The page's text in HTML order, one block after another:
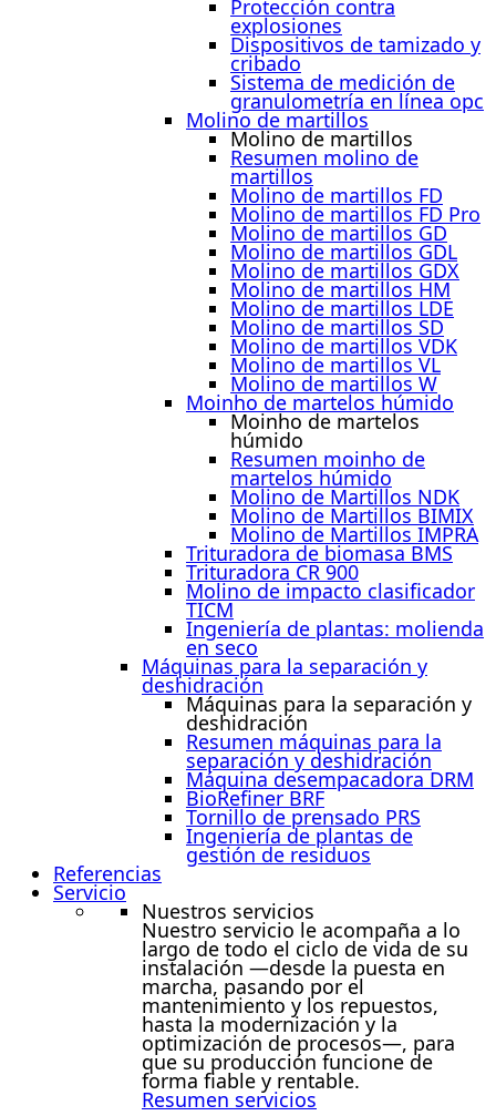
Protección contra
explosiones
Dispositivos de tamizado y
cribado
Sistema de medición de
granulometría en línea opc
Molino de martillos
Molino de martillos
Resumen molino de
martillos
Molino de martillos FD
Molino de martillos FD Pro
Molino de martillos GD
Molino de martillos GDL
Molino de martillos GDX
Molino de martillos HM
Molino de martillos LDE
Molino de martillos SD
Molino de martillos VDK
Molino de martillos VL
Molino de martillos W
Moinho de martelos húmido
Moinho de martelos
húmido
Resumen moinho de
martelos húmido
Molino de Martillos NDK
Molino de Martillos BIMIX
Molino de Martillos IMPRA
Trituradora de biomasa BMS
Trituradora CR 900
Molino de impacto clasificador
TICM
Ingeniería de plantas: molienda
en seco
Máquinas para la separación y
deshidración
Máquinas para la separación y
deshidración
Resumen máquinas para la
separación y deshidración
Máquina desempacadora DRM
BioRefiner BRF
Tornillo de prensado PRS
Ingeniería de plantas de
gestión de residuos
Referencias
Servicio
Nuestros servicios
Nuestro servicio le acompaña a lo
largo de todo el ciclo de vida de su
instalación —desde la puesta en
marcha, pasando por el
mantenimiento y los repuestos,
hasta la modernización y la
optimización de procesos—, para
que su producción funcione de
forma fiable y rentable.
Resumen servicios